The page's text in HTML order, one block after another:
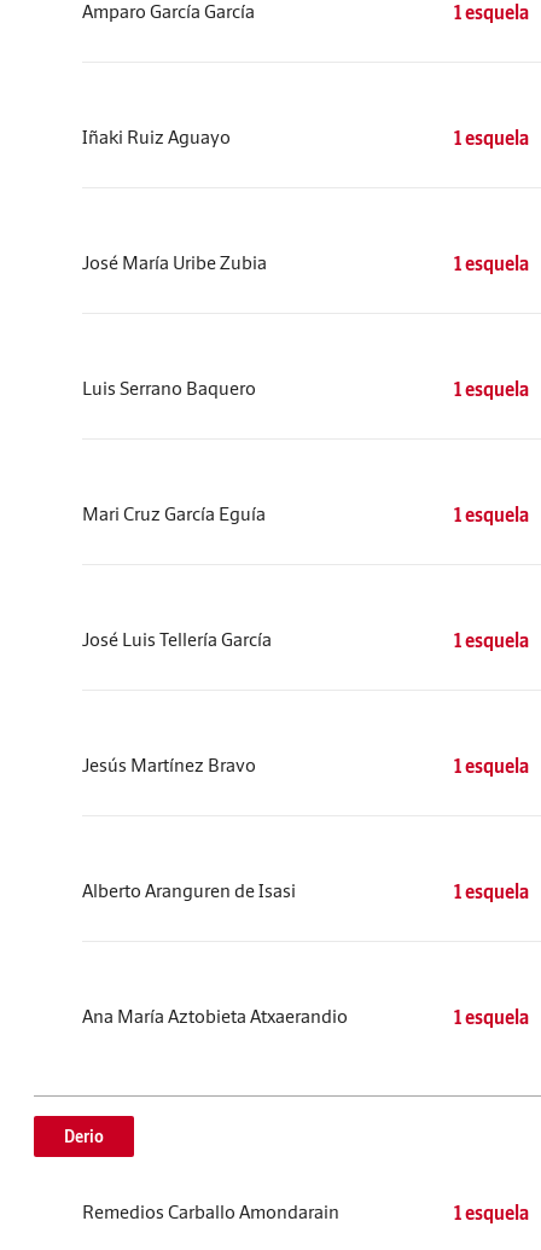
Amparo García García 1 esquela
Iñaki Ruiz Aguayo 1 esquela
José María Uribe Zubia 1 esquela
Luis Serrano Baquero 1 esquela
Mari Cruz García Eguía 1 esquela
José Luis Tellería García 1 esquela
Jesús Martínez Bravo 1 esquela
Alberto Aranguren de Isasi 1 esquela
Ana María Aztobieta Atxaerandio 1 esquela
Derio
Remedios Carballo Amondarain 1 esquela